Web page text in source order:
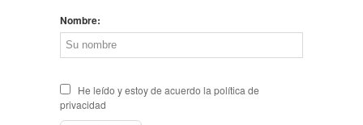
Nombre:
He leído y estoy de acuerdo la política de
privacidad